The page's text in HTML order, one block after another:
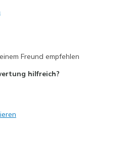
Freund empfehlen
hilfreich?